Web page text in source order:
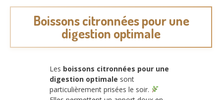
Boissons citronnées pour une
digestion optimale
Les boissons citronnées pour une
digestion optimale sont
particulièrement prisées le soir.